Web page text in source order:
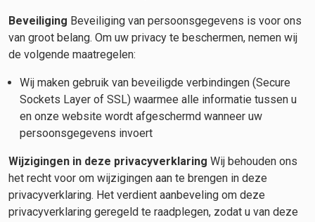
Beveiliging Beveiliging van persoonsgegevens is voor ons
van groot belang. Om uw privacy te beschermen, nemen wij
de volgende maatregelen:
Wij maken gebruik van beveiligde verbindingen (Secure
Sockets Layer of SSL) waarmee alle informatie tussen u
en onze website wordt afgeschermd wanneer uw
persoonsgegevens invoert
Wijzigingen in deze privacyverklaring Wij behouden ons
het recht voor om wijzigingen aan te brengen in deze
privacyverklaring. Het verdient aanbeveling om deze
privacyverklaring geregeld te raadplegen, zodat u van deze